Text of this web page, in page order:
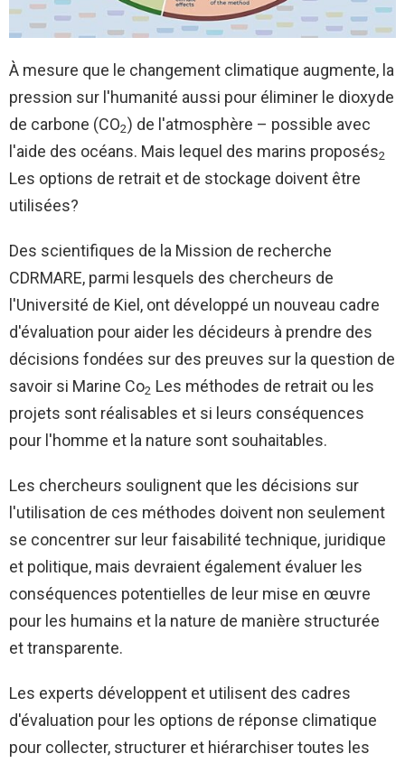
À mesure que le changement climatique augmente, la
pression sur l'humanité aussi pour éliminer le dioxyde
de carbone (CO2) de l'atmosphère – possible avec
l'aide des océans. Mais lequel des marins proposés2
Les options de retrait et de stockage doivent être
utilisées?
Des scientifiques de la Mission de recherche
CDRMARE, parmi lesquels des chercheurs de
l'Université de Kiel, ont développé un nouveau cadre
d'évaluation pour aider les décideurs à prendre des
décisions fondées sur des preuves sur la question de
savoir si Marine Co2 Les méthodes de retrait ou les
projets sont réalisables et si leurs conséquences
pour l'homme et la nature sont souhaitables.
Les chercheurs soulignent que les décisions sur
l'utilisation de ces méthodes doivent non seulement
se concentrer sur leur faisabilité technique, juridique
et politique, mais devraient également évaluer les
conséquences potentielles de leur mise en œuvre
pour les humains et la nature de manière structurée
et transparente.
Les experts développent et utilisent des cadres
d'évaluation pour les options de réponse climatique
pour collecter, structurer et hiérarchiser toutes les